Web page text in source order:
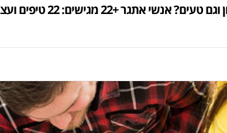
טיפים ועצות לטבעונים מתחילים